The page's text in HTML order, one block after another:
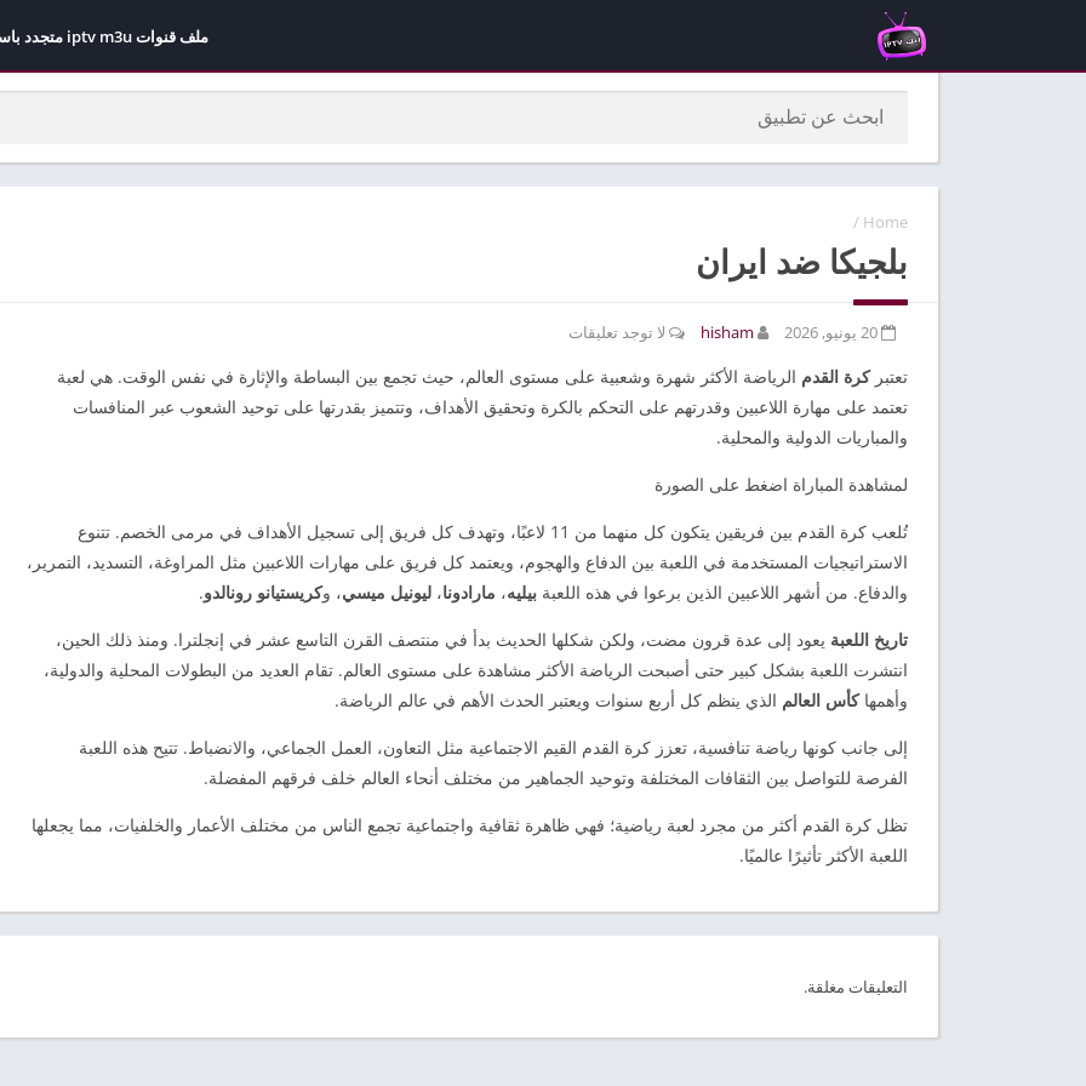
ملف قنوات iptv m3u متجدد باستمرار مجاني 2026
Home
/
بلجيكا ضد ايران
hisham لا توجد تعليقات
تعتبركرة القدم الرياضة الأكثر شهرة وشعبية على مستوى العالم، حيث تجمع بين البساطة والإثارة في نفس الوقت. هي لعبة
تعتمد على مهارة اللاعبين وقدرتهم على التحكم بالكرة وتحقيق الأهداف، وتتميز بقدرتها على توحيد الشعوب عبر المنافسات
والمباريات الدولية والمحلية.
لمشاهدة المباراة اضغط على الصورة
تُلعب كرة القدم بين فريقين يتكون كل منهما من 11 لاعبًا، وتهدف كل فريق إلى تسجيل الأهداف في مرمى الخصم. تتنوع
الاستراتيجيات المستخدمة في اللعبة بين الدفاع والهجوم، ويعتمد كل فريق على مهارات اللاعبين مثل المراوغة، التسديد، التمرير،
والدفاع. من أشهر اللاعبين الذين برعوا في هذه اللعبة بيليه، مارادونا، ليونيل ميسي، وكريستيانو رونالدو.
تاريخ اللعبة يعود إلى عدة قرون مضت، ولكن شكلها الحديث بدأ في منتصف القرن التاسع عشر في إنجلترا. ومنذ ذلك الحين،
انتشرت اللعبة بشكل كبير حتى أصبحت الرياضة الأكثر مشاهدة على مستوى العالم. تقام العديد من البطولات المحلية والدولية،
وأهمهاكأس العالم الذي ينظم كل أربع سنوات ويعتبر الحدث الأهم في عالم الرياضة.
إلى جانب كونها رياضة تنافسية، تعزز كرة القدم القيم الاجتماعية مثل التعاون، العمل الجماعي، والانضباط. تتيح هذه اللعبة
الفرصة للتواصل بين الثقافات المختلفة وتوحيد الجماهير من مختلف أنحاء العالم خلف فرقهم المفضلة.
تظل كرة القدم أكثر من مجرد لعبة رياضية؛ فهي ظاهرة ثقافية واجتماعية تجمع الناس من مختلف الأعمار والخلفيات، مما يجعلها
اللعبة الأكثر تأثيرًا عالميًا.
التعليقات مغلقة.